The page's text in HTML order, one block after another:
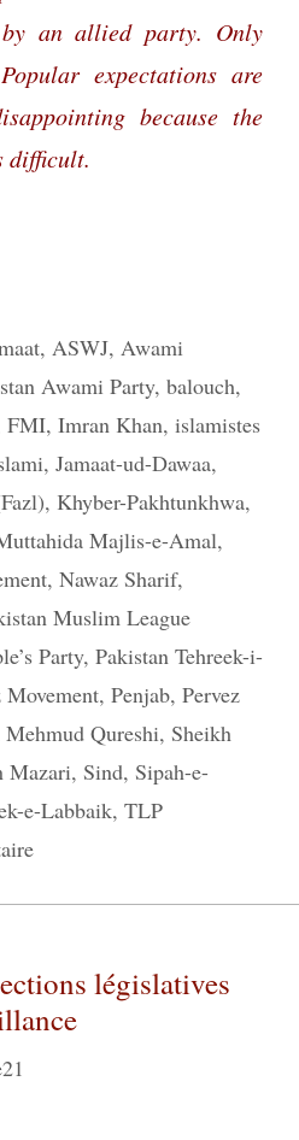
by an allied party. Only
expectations are
because the
difficult.
, ASWJ, Awami
Awami Party, balouch,
FMI, Imran Khan, islamistes
, Jamaat-ud-Dawaa,
, Khyber-Pakhtunkhwa,
Majlis-e-Amal,
, Nawaz Sharif,
Muslim League
Party, Pakistan Tehreek-i-
Movement, Penjab, Pervez
Mehmud Qureshi, Sheikh
Mazari, Sind, Sipah-e-
e-Labbaik, TLP
législatives